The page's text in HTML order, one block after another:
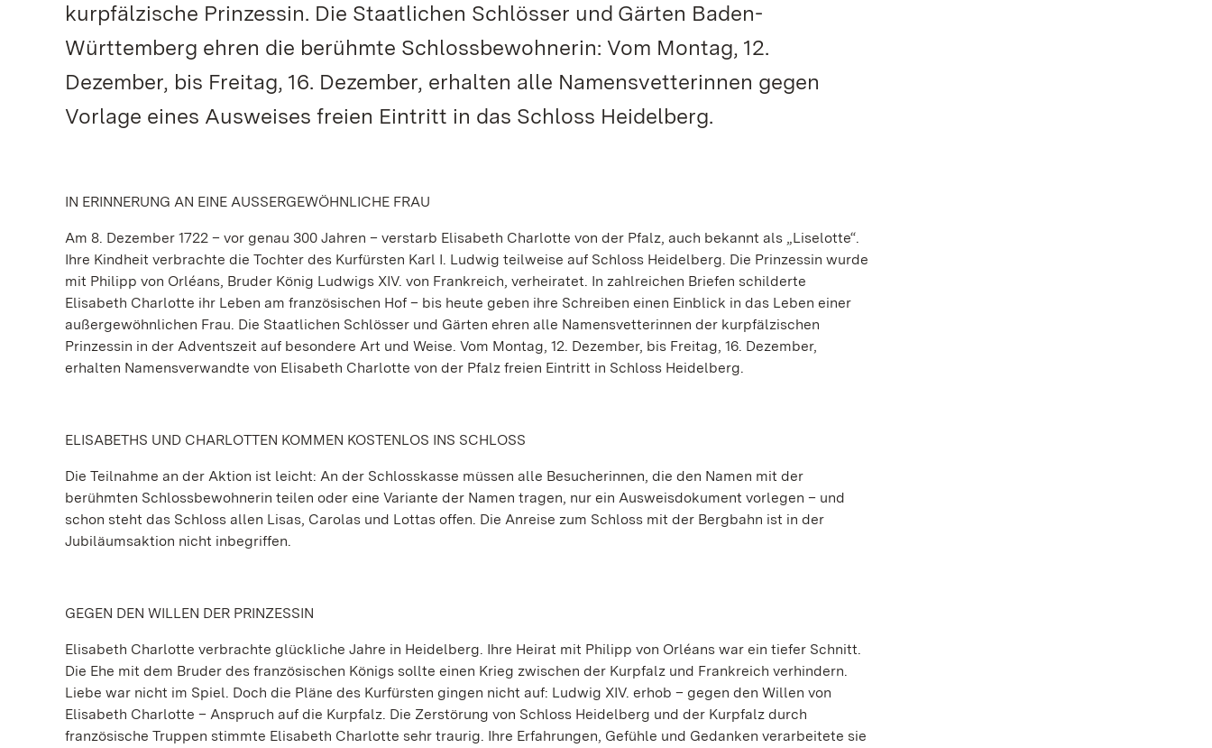
kurpfälzische Prinzessin. Die Staatlichen Schlösser und Gärten Baden-
Württemberg ehren die berühmte Schlossbewohnerin: Vom Montag, 12.
Dezember, bis Freitag, 16. Dezember, erhalten alle Namensvetterinnen gegen
Vorlage eines Ausweises freien Eintritt in das Schloss Heidelberg.
IN ERINNERUNG AN EINE AUSSERGEWÖHNLICHE FRAU
Am 8. Dezember 1722 – vor genau 300 Jahren – verstarb Elisabeth Charlotte von der Pfalz, auch bekannt als „Liselotte“.
Ihre Kindheit verbrachte die Tochter des Kurfürsten Karl I. Ludwig teilweise auf Schloss Heidelberg. Die Prinzessin wurde
mit Philipp von Orléans, Bruder König Ludwigs XIV. von Frankreich, verheiratet. In zahlreichen Briefen schilderte
Elisabeth Charlotte ihr Leben am französischen Hof – bis heute geben ihre Schreiben einen Einblick in das Leben einer
außergewöhnlichen Frau. Die Staatlichen Schlösser und Gärten ehren alle Namensvetterinnen der kurpfälzischen
Prinzessin in der Adventszeit auf besondere Art und Weise. Vom Montag, 12. Dezember, bis Freitag, 16. Dezember,
erhalten Namensverwandte von Elisabeth Charlotte von der Pfalz freien Eintritt in Schloss Heidelberg.
ELISABETHS UND CHARLOTTEN KOMMEN KOSTENLOS INS SCHLOSS
Die Teilnahme an der Aktion ist leicht: An der Schlosskasse müssen alle Besucherinnen, die den Namen mit der
berühmten Schlossbewohnerin teilen oder eine Variante der Namen tragen, nur ein Ausweisdokument vorlegen – und
schon steht das Schloss allen Lisas, Carolas und Lottas offen. Die Anreise zum Schloss mit der Bergbahn ist in der
Jubiläumsaktion nicht inbegriffen.
GEGEN DEN WILLEN DER PRINZESSIN
Elisabeth Charlotte verbrachte glückliche Jahre in Heidelberg. Ihre Heirat mit Philipp von Orléans war ein tiefer Schnitt.
Die Ehe mit dem Bruder des französischen Königs sollte einen Krieg zwischen der Kurpfalz und Frankreich verhindern.
Liebe war nicht im Spiel. Doch die Pläne des Kurfürsten gingen nicht auf: Ludwig XIV. erhob – gegen den Willen von
Elisabeth Charlotte – Anspruch auf die Kurpfalz. Die Zerstörung von Schloss Heidelberg und der Kurpfalz durch
französische Truppen stimmte Elisabeth Charlotte sehr traurig. Ihre Erfahrungen, Gefühle und Gedanken verarbeitete sie